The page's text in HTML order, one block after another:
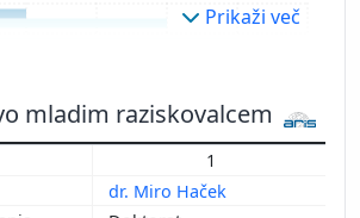
Prikaži več
mladim raziskovalcem
1
dr. Miro Haček